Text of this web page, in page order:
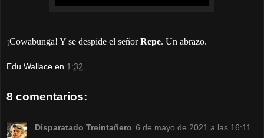
¡Cowabunga! Y se despide el señorRepe. Un abrazo.
Edu Wallace en 1:32
8 comentarios:
Disparatado Treintañero 6 de mayo de 2021 a las 16:11